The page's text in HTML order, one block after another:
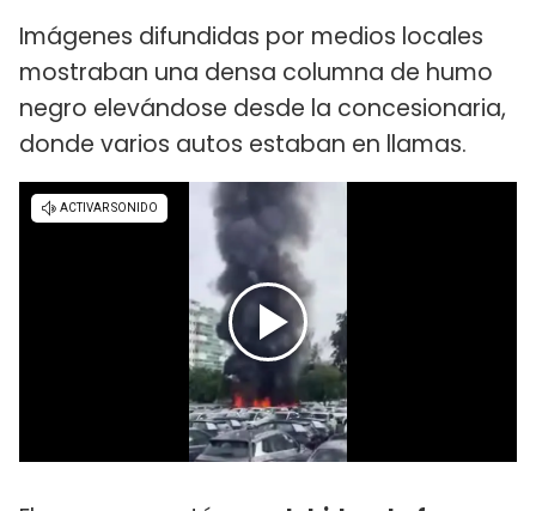
Imágenes difundidas por medios locales
mostraban una densa columna de humo
negro elevándose desde la concesionaria,
donde varios autos estaban en llamas.